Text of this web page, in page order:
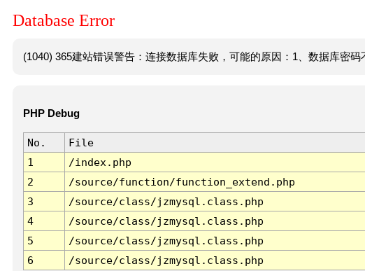
Database Error
(1040) 365建站错误警告：连接数据库失败，可能的原因：1、数据库密码
PHP Debug
No. File
1
/index.php
2
/source/function/function_extend.php
3
/source/class/jzmysql.class.php
4
/source/class/jzmysql.class.php
5
/source/class/jzmysql.class.php
6
/source/class/jzmysql.class.php